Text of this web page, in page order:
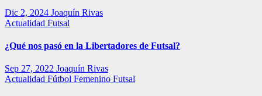
Dic 2, 2024 Joaquín Rivas
Actualidad Futsal
¿Qué nos pasó en la Libertadores de Futsal?
Sep 27, 2022 Joaquín Rivas
Actualidad Fútbol Femenino Futsal